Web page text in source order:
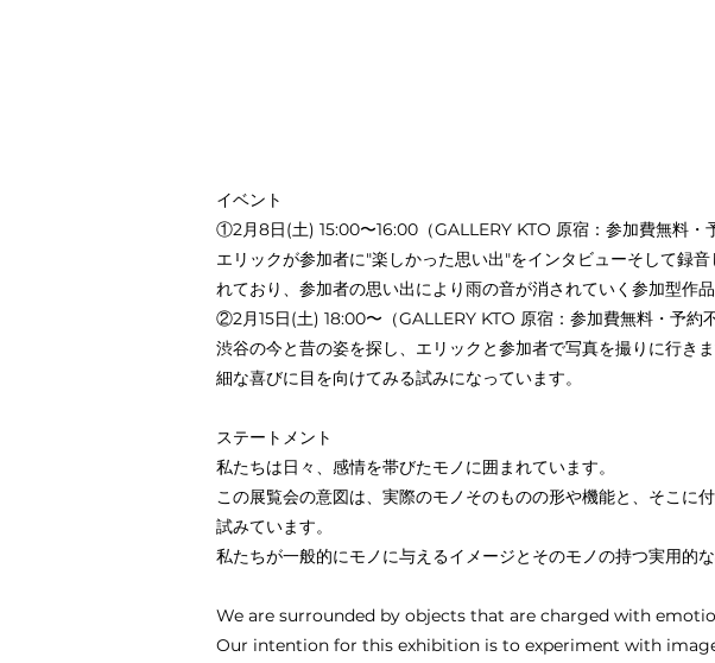
イベント
①2月8日(土) 15:00〜16:00（GALLERY KTO 原宿：参加費無料・
エリックが参加者に"楽しかった思い出"をインタビューそして録
れており、参加者の思い出により雨の音が消されていく参加型作品
②2月15日(土) 18:00〜（GALLERY KTO 原宿：参加費無料・予約不
渋谷の今と昔の姿を探し、エリックと参加者で写真を撮りに行き
細な喜びに目を向けてみる試みになっています。
ステートメント
私たちは日々、感情を帯びたモノに囲まれています。
この展覧会の意図は、実際のモノそのものの形や機能と、そこに
試みています。
私たちが一般的にモノに与えるイメージとそのモノの持つ実用的
We are surrounded by objects that are charged with
Our intention for this exhibition is to experiment with